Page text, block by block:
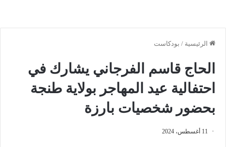
الرئيسية / بودكاست
الحاج قاسم الفرجاني يشارك في
احتفالية عيد المهاجر بولاية طنجة
بحضور شخصيات بارزة
11 أغسطس، 2024